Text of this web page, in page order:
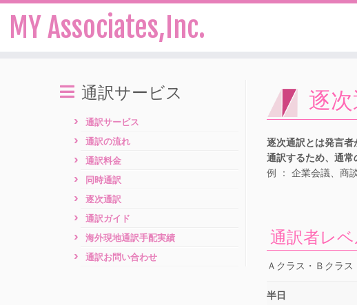
MY Associates,Inc.
通訳サービス
通訳サービス
通訳の流れ
通訳料金
同時通訳
逐次通訳
通訳ガイド
海外現地通訳手配実績
通訳お問い合わせ
逐
逐次通訳とは発言
通訳するため、通常
例 ： 企業会議、商
通訳者レ
Ａクラス・Ｂクラス
半日